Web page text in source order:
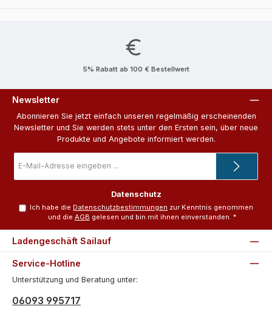
5% Rabatt ab 100 € Bestellwert
Newsletter
Abonnieren Sie jetzt einfach unseren regelmäßig erscheinenden
Newsletter und Sie werden stets unter den Ersten sein, über neue
Produkte und Angebote informiert werden.
Mail-
Datenschutz
Ich habe die Datenschutzbestimmungen zur Kenntnis genommen
und die AGB gelesen und bin mit ihnen einverstanden. *
Service-Hotline
Unterstützung und Beratung unter:
06093 995717
Ladengeschäft Sailauf